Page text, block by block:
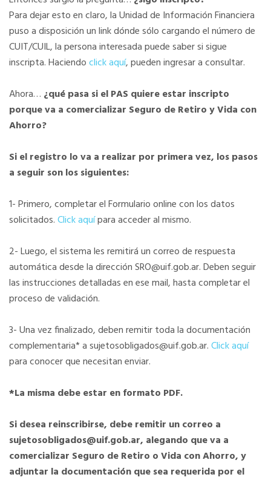
Para dejar esto en claro, la Unidad de Información Financiera
puso a disposición un link dónde sólo cargando el número de
CUIT/CUIL, la persona interesada puede saber si sigue
inscripta. Haciendoclick aquí, pueden ingresar a consultar.
Ahora… ¿qué pasa si el PAS quiere estar inscripto
porque va a comercializar Seguro de Retiro y Vida con
Ahorro?
Si el registro lo va a realizar por primera vez, los pasos
a seguir son los siguientes:
1- Primero, completar el Formulario online con los datos
solicitados.Click aquípara acceder al mismo.
2- Luego, el sistema les remitirá un correo de respuesta
automática desde la dirección SRO@uif.gob.ar. Deben seguir
las instrucciones detalladas en ese mail, hasta completar el
proceso de validación.
3- Una vez finalizado, deben remitir toda la documentación
complementaria* a sujetosobligados@uif.gob.ar.Click aquí
para conocer que necesitan enviar.
*La misma debe estar en formato PDF.
Si desea reinscribirse, debe remitir un correo a
sujetosobligados@uif.gob.ar, alegando que va a
comercializar Seguro de Retiro o Vida con Ahorro, y
adjuntar la documentación que sea requerida por el